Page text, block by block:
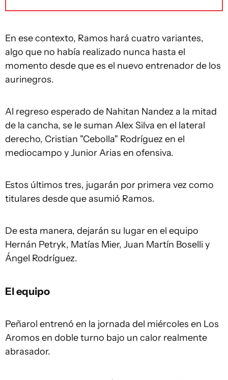
En ese contexto, Ramos hará cuatro variantes,
algo que no había realizado nunca hasta el
momento desde que es el nuevo entrenador de los
aurinegros.
Al regreso esperado de Nahitan Nandez a la mitad
de la cancha, se le suman Alex Silva en el lateral
derecho, Cristian "Cebolla" Rodríguez en el
mediocampo y Junior Arias en ofensiva.
Estos últimos tres, jugarán por primera vez como
titulares desde que asumió Ramos.
De esta manera, dejarán su lugar en el equipo
Hernán Petryk, Matías Mier, Juan Martín Boselli y
Ángel Rodríguez.
El equipo
Peñarol entrenó en la jornada del miércoles en Los
Aromos en doble turno bajo un calor realmente
abrasador.